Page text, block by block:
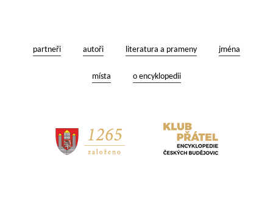
partneři autoři literatura a prameny jména
místa o encyklopedii